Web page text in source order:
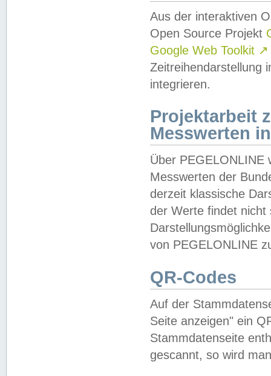
Aus der interaktiven
Open Source Projekt
Google Web Toolkit ↗
Zeitreihendarstellung
integrieren.
Projektarbeit
Messwerten
Über PEGELONLINE
Messwerten der
derzeit klassische
der Werte findet
von PEGELONLINE
QR-Codes
Auf der
Seite anzeigen" ein
Stammdatenseite
gescannt, so wird